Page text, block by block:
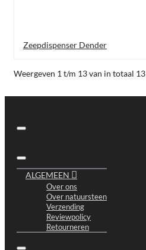
Zeepdispenser Dender
Weergeven 1 t/m 13 van in totaal 13
ALGEMEEN
Over ons
Over natuursteen
Verzending
Reviewpolicy
Retourneren